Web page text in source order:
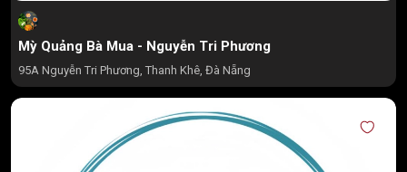
Mỳ Quảng Bà Mua - Nguyễn Tri Phương
95A Nguyễn Tri Phương, Thanh Khê, Đà Nẵng